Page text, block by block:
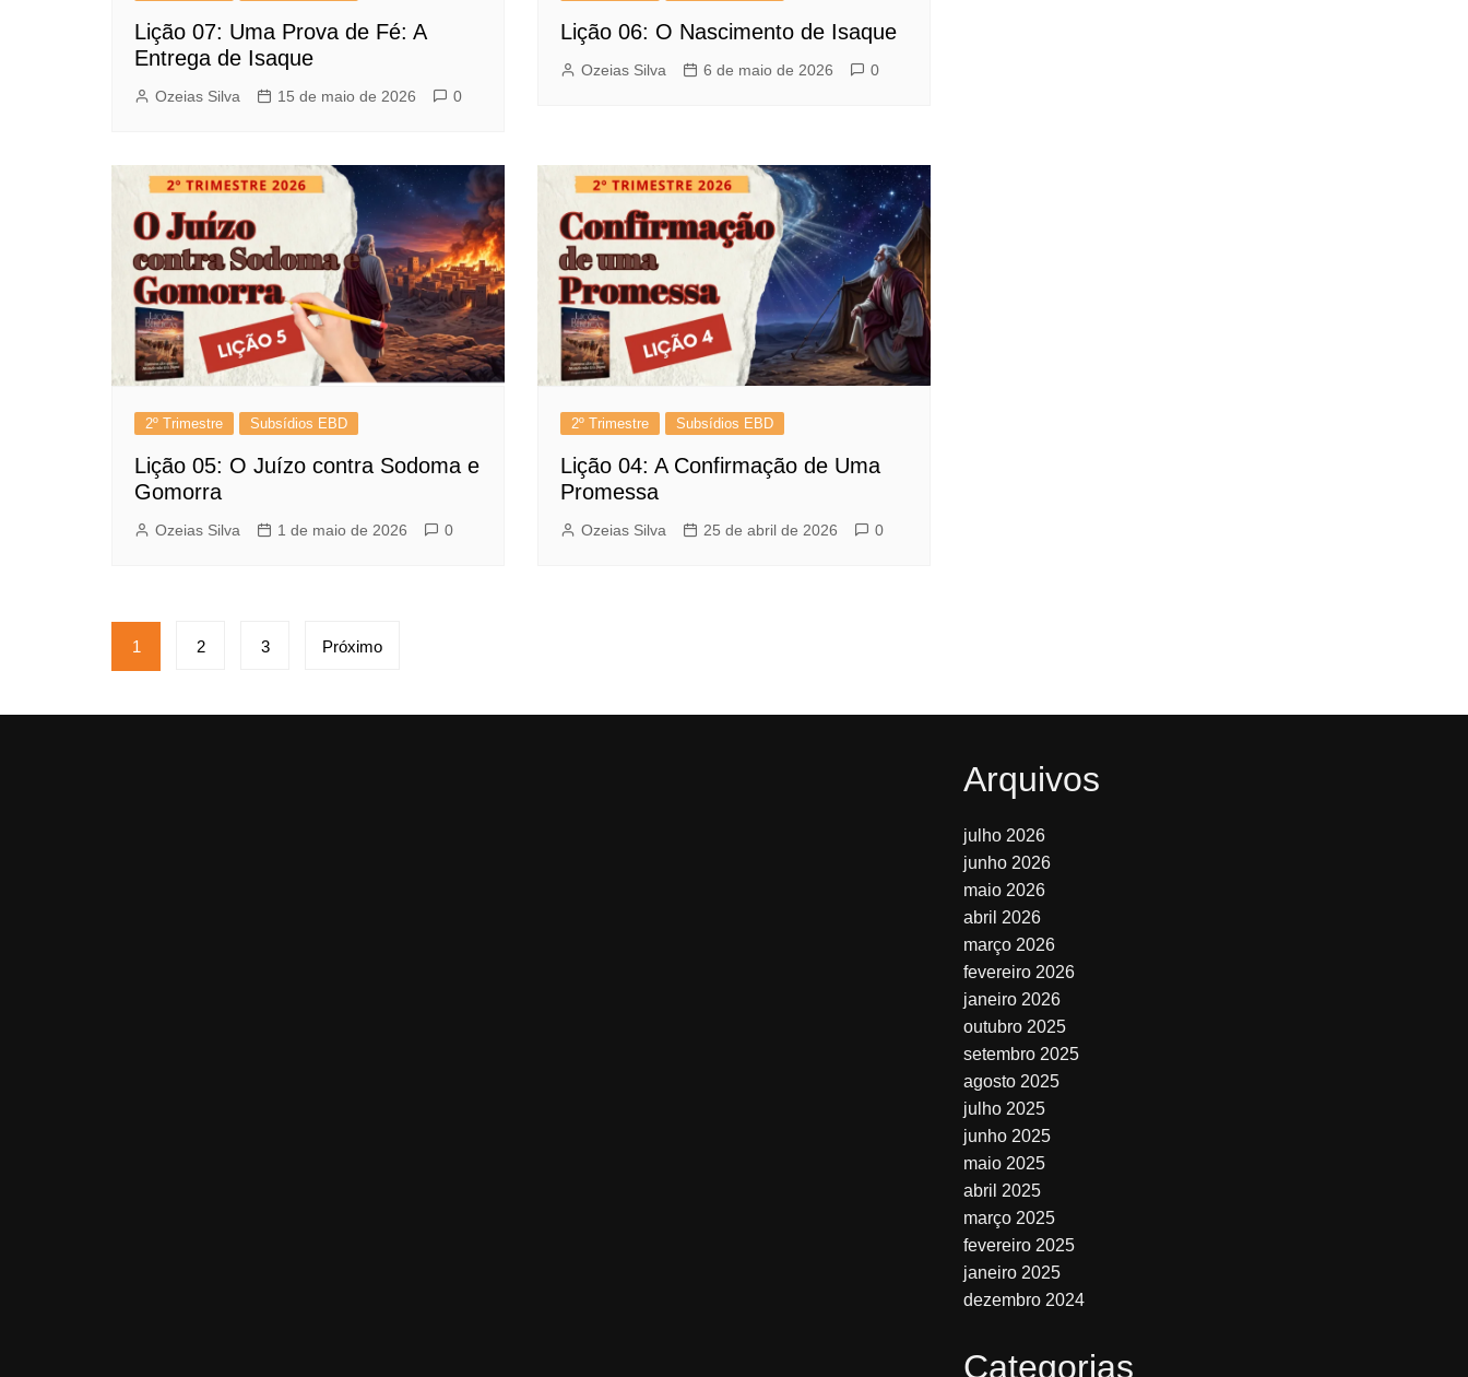
Lição 07: Uma Prova de Fé: A
Entrega de Isaque
Ozeias Silva 15 de maio de 2026 0
Lição 06: O Nascimento de Isaque
Ozeias Silva 6 de maio de 2026 0
2º Trimestre Subsídios EBD
Lição 05: O Juízo contra Sodoma e
Gomorra
Ozeias Silva 1 de maio de 2026 0
2º Trimestre Subsídios EBD
Lição 04: A Confirmação de Uma
Promessa
Ozeias Silva 25 de abril de 2026 0
Paginação
de
posts
1 2 3 Próximo
Arquivos
julho 2026
junho 2026
maio 2026
abril 2026
março 2026
fevereiro 2026
janeiro 2026
outubro 2025
setembro 2025
agosto 2025
julho 2025
junho 2025
maio 2025
abril 2025
março 2025
fevereiro 2025
janeiro 2025
dezembro 2024
Categorias